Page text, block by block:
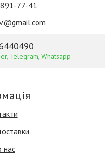
77-41
Telegram, Whatsapp
нас